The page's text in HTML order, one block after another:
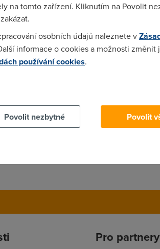
ZoneAlarm: http://
firewall je samozřejmě nutný,
nastavení.
Pro partnery
na tomto zařízení. Kliknutím na Povolit
osobních údajů naleznete v
informace o cookies a možnosti změnit
používání cookies.
Povolit nezbytné
Povolit